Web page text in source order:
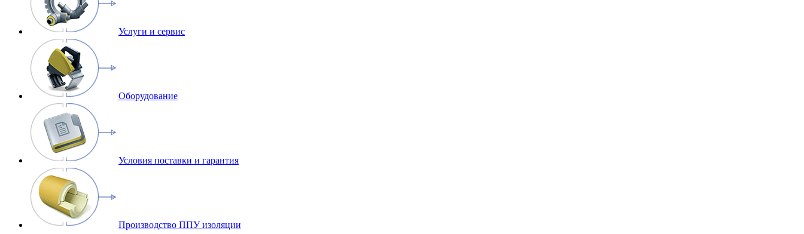
Услуги и сервис
Оборудование
Условия поставки и гарантия
Производство ППУ изоляции